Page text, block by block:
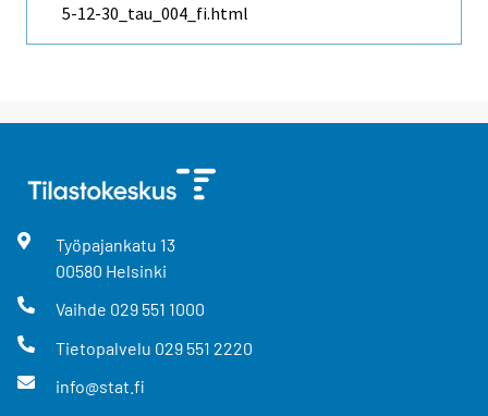
5-12-30_tau_004_fi.html
Työpajankatu 13
00580 Helsinki
Vaihde 029 551 1000
Tietopalvelu 029 551 2220
info@stat.fi